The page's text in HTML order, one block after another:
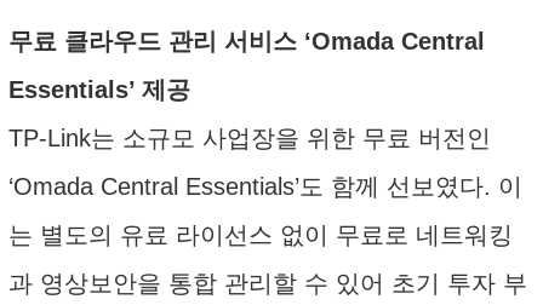
무료 클라우드 관리 서비스 ‘Omada Central
Essentials’ 제공
TP-Link는 소규모 사업장을 위한 무료 버전인
‘Omada Central Essentials’도 함께 선보였다. 이
는 별도의 유료 라이선스 없이 무료로 네트워킹
과 영상보안을 통합 관리할 수 있어 초기 투자 부